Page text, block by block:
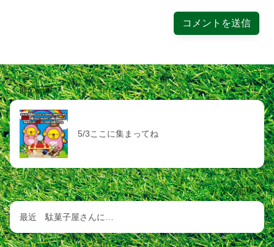
前の記事
5/3ここに集まってね
次の記事
最近 駄菓子屋さんに…